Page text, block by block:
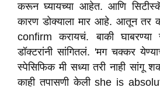
करून घ्यायच्या आहेत. आणि
कारण डोक्याला मार आहे. आतून तर
confirm करायचं. बाकी घाबरण्या
डॉक्टरांनी सांगितलं. 'मग चक्कर
स्पेसिफिक मी सध्या तरी नाही सांगू
काही तपासणी केली she is